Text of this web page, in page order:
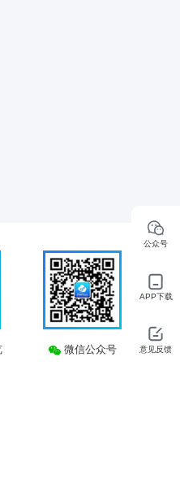
微信公众号
公众号
APP下载
意见反馈